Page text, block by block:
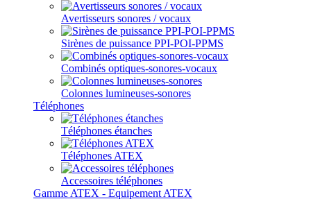
Avertisseurs sonores / vocaux
Sirènes de puissance PPI-POI-PPMS
Combinés optiques-sonores-vocaux
Colonnes lumineuses-sonores
Téléphones
Téléphones étanches
Téléphones ATEX
Accessoires téléphones
Gamme ATEX - Equipement ATEX